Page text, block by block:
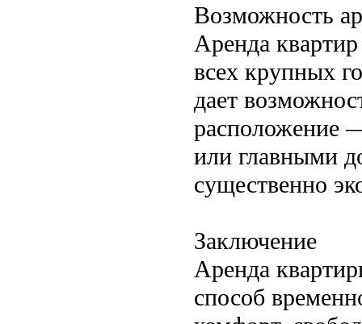
Возможность
Аренда
всех крупных
дает
расположение
или главными
существенно
Заключение
Аренда
способ